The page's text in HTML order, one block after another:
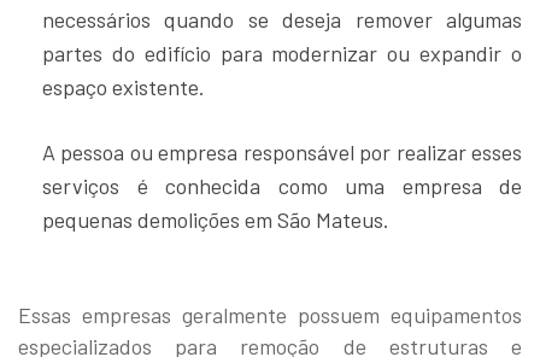
necessários quando se deseja remover algumas
partes do edifício para modernizar ou expandir o
espaço existente.
A pessoa ou empresa responsável por realizar esses
serviços é conhecida como uma empresa de
pequenas demolições em São Mateus.
Essas empresas geralmente possuem equipamentos
especializados para remoção de estruturas e